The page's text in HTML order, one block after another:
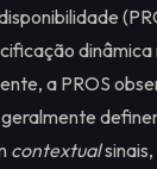
dinâmica
a PROS
contextualsinais,